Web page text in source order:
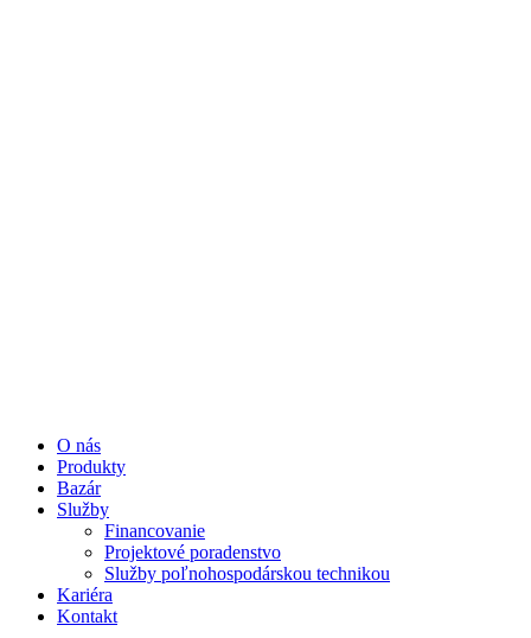
O nás
Produkty
Bazár
Služby
Financovanie
Projektové poradenstvo
Služby poľnohospodárskou technikou
Kariéra
Kontakt